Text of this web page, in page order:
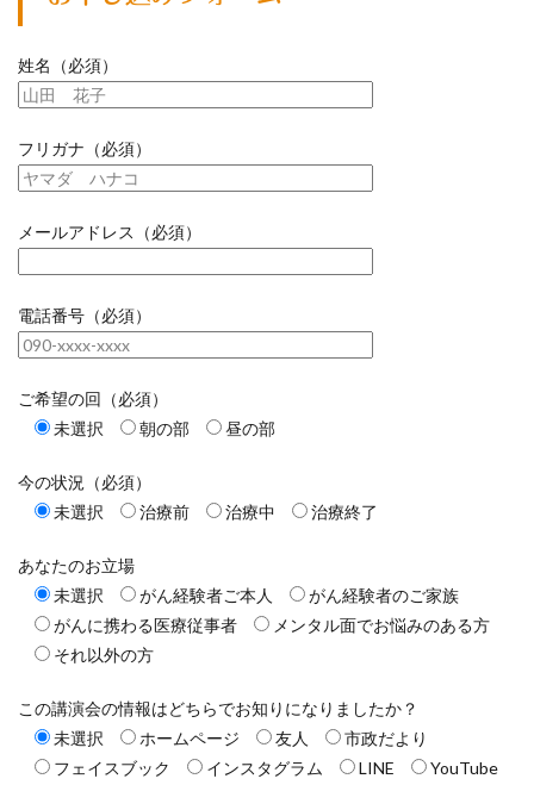
姓名（必須）
フリガナ（必須）
メールアドレス（必須）
電話番号（必須）
ご希望の回（必須）
未選択
朝の部 昼の部
今の状況（必須）
未選択
治療前 治療中 治療終了
あなたのお立場
未選択
がん経験者ご本人
がん経験者のご家族
がんに携わる医療従事者
メンタル面でお悩みのある方
それ以外の方
この講演会の情報はどちらでお知りになりましたか？
未選択
ホームページ 友人
市政だより
フェイスブック
インスタグラム LINE
YouTube